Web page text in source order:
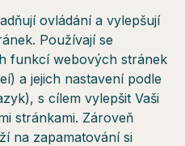
ovládání a vylepšují
Používají se
funkcí webových stránek
a jejich nastavení podle
s cílem vylepšit Vaši
stránkami. Zároveň
na zapamatování si